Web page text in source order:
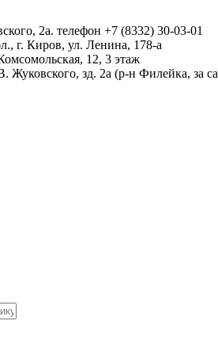
2а. телефон +7 (8332) 30-03-01
г. Киров, ул. Ленина, 178-а
12, 3 этаж
Жуковского, зд. 2а (р-н Филейка, за